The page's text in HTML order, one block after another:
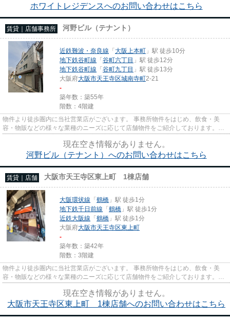
ホワイトレジデンスへのお問い合わせはこちら
賃貸｜店舗事務所 河野ビル（テナント）
近鉄難波・奈良線 「大阪上本町 」駅 徒歩10分
地下鉄谷町線 「谷町六丁目 」駅 徒歩12分
地下鉄谷町線 「谷町九丁目 」駅 徒歩13分
大阪府大阪市天王寺区城南寺町2-21
-
築年数：築55年
階数：4階建
物件より徒歩圏内に当社営業店がございます。 事務所物件をはじめ、飲食・美
容・物販などの様々な業種のニーズに応じて店舗物件をご紹介しております。
尚、弊社ではおとり広告は一切...
現在空き情報がありません。
河野ビル（テナント）へのお問い合わせはこちら
賃貸｜店舗 大阪市天王寺区東上町 1棟店舗
大阪環状線 「鶴橋 」駅 徒歩1分
地下鉄千日前線 「鶴橋 」駅 徒歩1分
近鉄大阪線 「鶴橋 」駅 徒歩1分
大阪府大阪市天王寺区東上町
-
築年数：築42年
階数：3階建
物件より徒歩圏内に当社営業店がございます。 事務所物件をはじめ、飲食・美
容・物販などの様々な業種のニーズに応じて店舗物件をご紹介しております。
尚、弊社ではおとり広告は一切...
現在空き情報がありません。
大阪市天王寺区東上町 1棟店舗へのお問い合わせはこちら